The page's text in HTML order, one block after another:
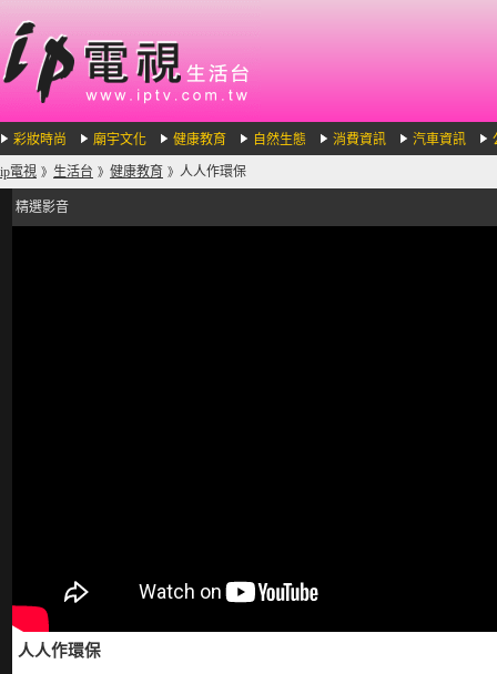
彩妝時尚 廟宇文化 健康教育 自然生態 消費資訊 汽車資訊
ip電視 》 生活台 》 健康教育 》 人人作環保
精選影音
人人作環保